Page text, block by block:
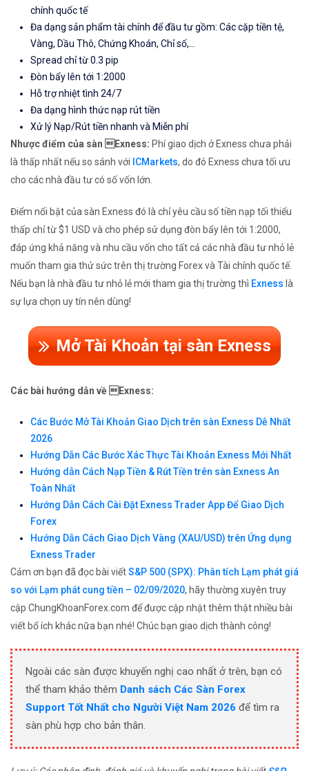
chính quốc tế
Đa dạng sản phẩm tài chính để đầu tư gồm: Các cặp tiền tệ,
Vàng, Dầu Thô, Chứng Khoán, Chỉ số,...
Spread chỉ từ 0.3 pip
Đòn bẩy lên tới 1:2000
Hỗ trợ nhiệt tình 24/7
Đa dạng hình thức nạp rút tiền
Xử lý Nạp/Rút tiền nhanh và Miễn phí
Nhược điểm của sàn Exness: Phí giao dịch ở Exness chưa phải
là thấp nhất nếu so sánh với ICMarkets, do đó Exness chưa tối ưu
cho các nhà đầu tư có số vốn lớn.
Điểm nổi bật của sàn Exness đó là chỉ yêu cầu số tiền nạp tối thiểu
thấp chỉ từ $1 USD và cho phép sử dụng đòn bẩy lên tới 1:2000,
đáp ứng khả năng và nhu cầu vốn cho tất cả các nhà đầu tư nhỏ lẻ
muốn tham gia thử sức trên thị trường Forex và Tài chính quốc tế.
Nếu bạn là nhà đầu tư nhỏ lẻ mới tham gia thị trường thì Exness là
sự lựa chọn uy tín nên dùng!
Mở Tài Khoản tại sàn Exness
Các bài hướng dẫn về Exness:
Các Bước Mở Tài Khoản Giao Dịch trên sàn Exness Dễ Nhất
2026
Hướng Dẫn Các Bước Xác Thực Tài Khoản Exness Mới Nhất
Hướng dẫn Cách Nạp Tiền & Rút Tiền trên sàn Exness An
Toàn Nhất
Hướng Dẫn Cách Cài Đặt Exness Trader App Để Giao Dịch
Forex
Hướng Dẫn Cách Giao Dịch Vàng (XAU/USD) trên Ứng dụng
Exness Trader
Cảm ơn bạn đã đọc bài viếtS&P 500 (SPX): Phân tích Lạm phát giá
so với Lạm phát cung tiền – 02/09/2020, hãy thường xuyên truy
cập ChungKhoanForex.com để được cập nhật thêm thật nhiều bài
viết bổ ích khác nữa bạn nhé! Chúc bạn giao dịch thành công!
Ngoài các sàn được khuyến nghị cao nhất ở trên, bạn có
thể tham khảo thêm Danh sách Các Sàn Forex
Support Tốt Nhất cho Người Việt Nam 2026 để tìm ra
sàn phù hợp cho bản thân.